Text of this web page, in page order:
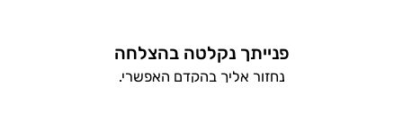
פנייתך נקלטה בהצלחה
נחזור אליך בהקדם האפשרי.